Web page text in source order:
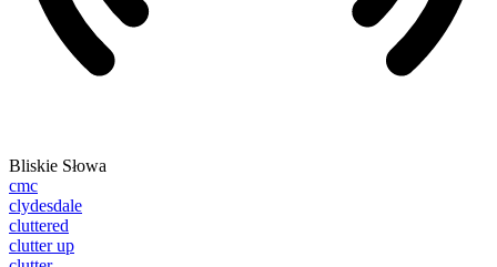
Bliskie Słowa
cmc
clydesdale
cluttered
clutter up